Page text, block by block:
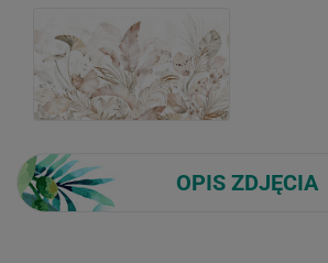
OPIS ZDJĘCIA